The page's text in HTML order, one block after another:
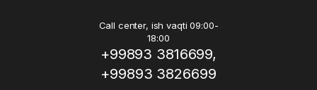
Call center, ish vaqti 09:00-
18:00
+99893 3816699,
+99893 3826699